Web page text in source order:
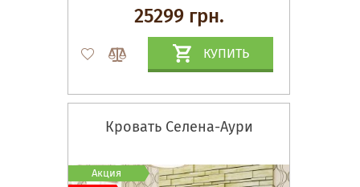
25299 грн.
КУПИТЬ
Кровать Селена-Аури
Акция